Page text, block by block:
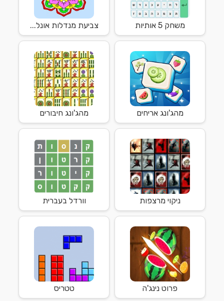
משחק 5 אותיות צביעת מנדלות אונל...
מהג'ונג אריחים מהג'ונג חיבורים
ניקוי מרצפות וורדל בעברית
פרוט נינג'ה טטריס